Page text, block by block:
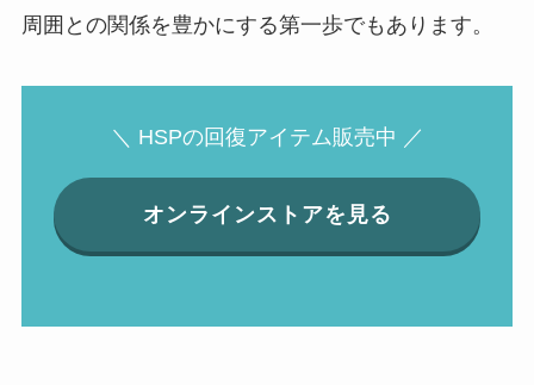
周囲との関係を豊かにする第一歩でもあります。
＼ HSPの回復アイテム販売中 ／
オンラインストアを見る